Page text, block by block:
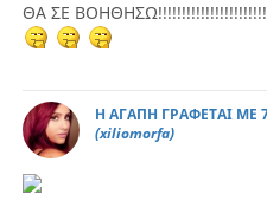
ΘΑ ΣΕ
Η ΑΓΑΠΗ ΓΡΑΦΕΤΑΙ ΜΕ
(xiliomorfa)